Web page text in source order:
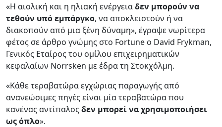
«Η αιολική και η ηλιακή ενέργειαδεν μπορούν να
τεθούν υπό εμπάργκο, να αποκλειστούν ή να
διακοπούν από μια ξένη δύναμη», έγραψε νωρίτερα
φέτος σε άρθρο γνώμης στο Fortune ο David Frykman,
Γενικός Εταίρος του ομίλου επιχειρηματικών
κεφαλαίων Norrsken με έδρα τη Στοκχόλμη.
«Κάθε τεραβατώρα εγχώριας παραγωγής από
ανανεώσιμες πηγές είναι μία τεραβατώρα που
κανένας αντίπαλοςδεν μπορεί να χρησιμοποιήσει
ως όπλο».